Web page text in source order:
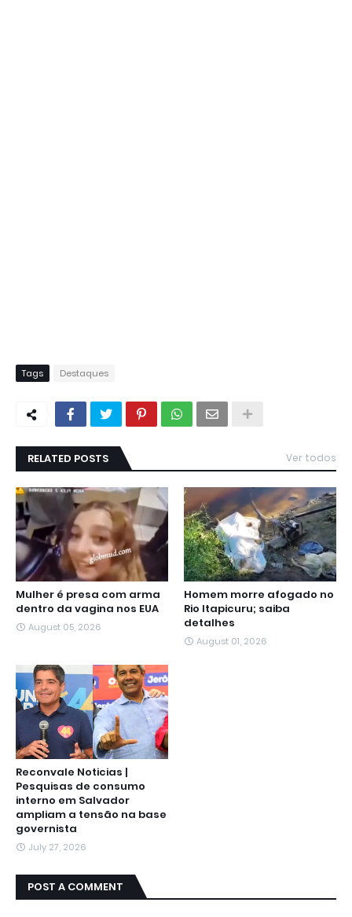
Tags Destaques
RELATED POSTS Ver todos
Mulher é presa com arma
dentro da vagina nos EUA
August 05, 2026
Homem morre afogado no
Rio Itapicuru; saiba
detalhes
August 01, 2026
Reconvale Noticias |
Pesquisas de consumo
interno em Salvador
ampliam a tensão na base
governista
July 27, 2026
POST A COMMENT